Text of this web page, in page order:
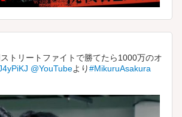
トリートファイトで勝てたら1000万のオ
@YouTubeより#MikuruAsakura